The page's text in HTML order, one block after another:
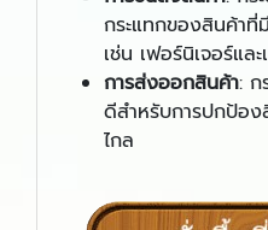
กระแทกของสินค้าที่
เช่น เฟอร์นิเจอร์แล
การส่งออกสินค้า: ก
ดีสำหรับการปกป้อง
ไกล